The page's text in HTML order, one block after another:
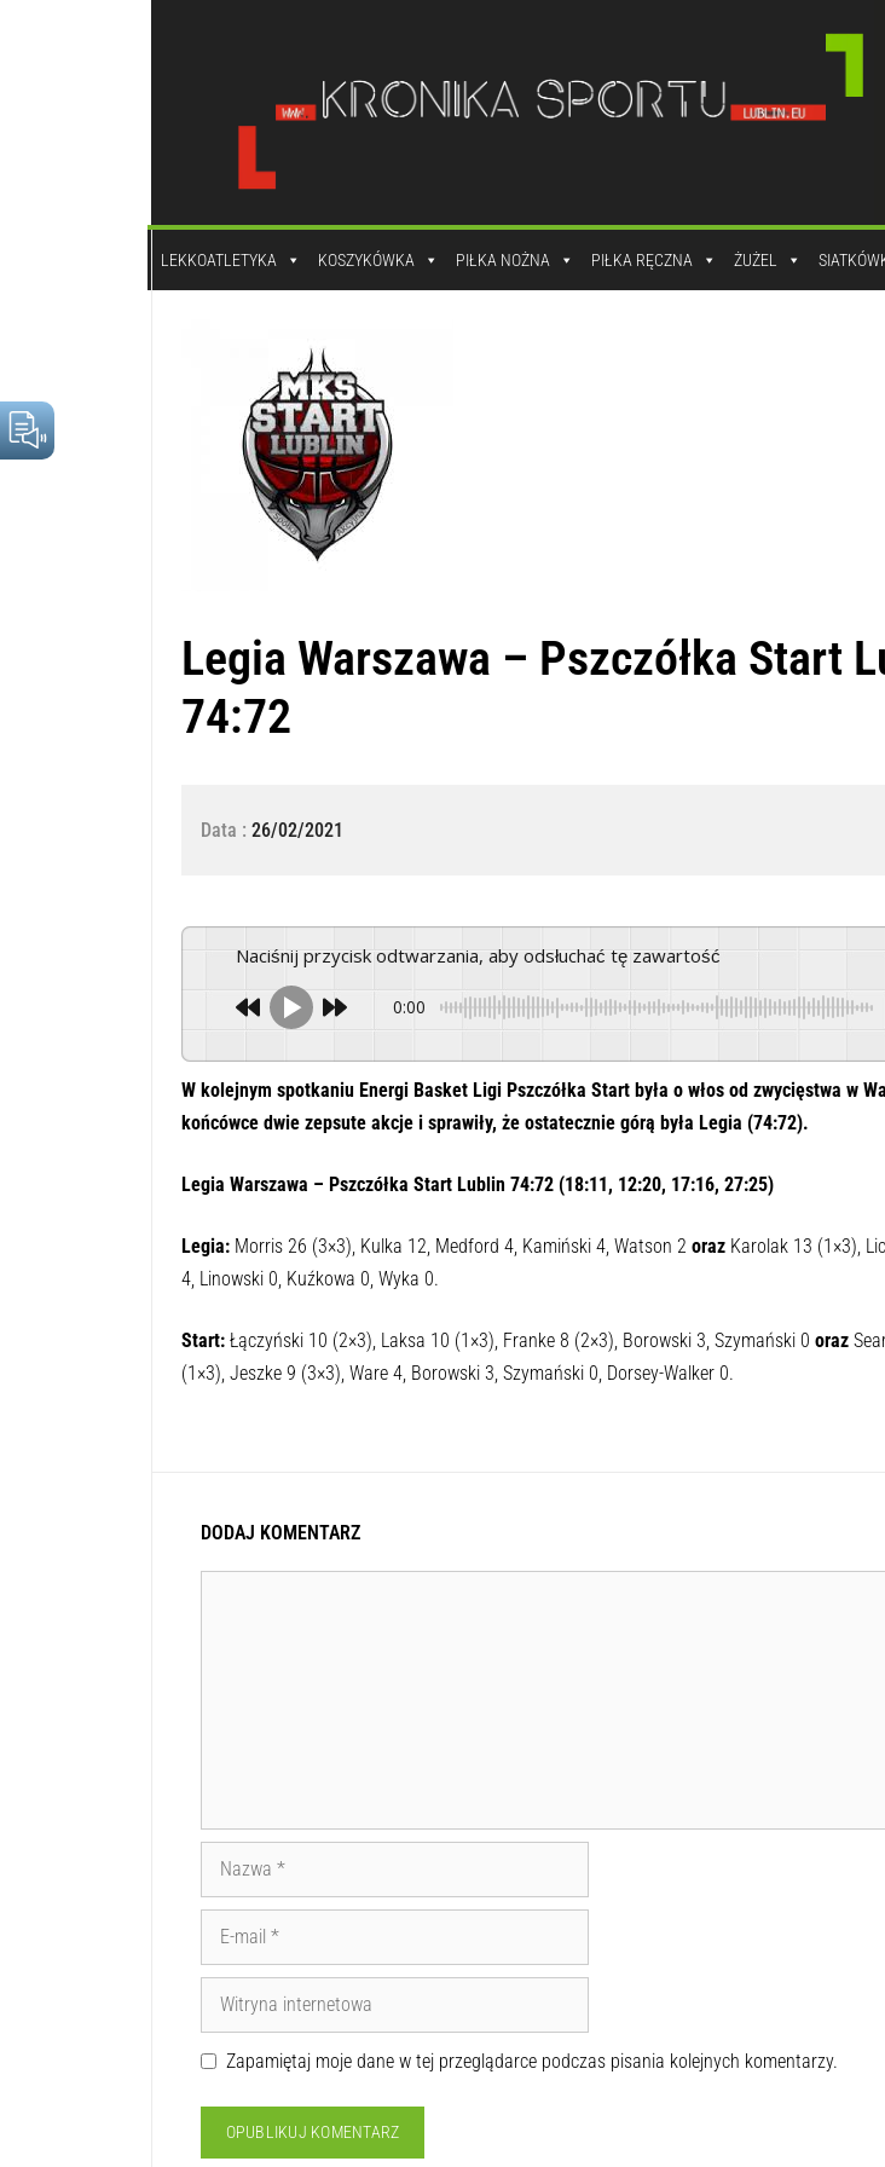
LEKKOATLETYKA KOSZYKÓWKA PIŁKA NOŻNA PIŁKA RĘCZNA ŻUŻEL
Legia Warszawa – Pszczółka Start
74:72
Data : 26/02/2021
Naciśnij przycisk odtwarzania, aby odsłuchać tę zawartość
0:00
W kolejnym spotkaniu Energi Basket Ligi Pszczółka Start była o włos od zwycięstwa w
końcówce dwie zepsute akcje i sprawiły, że ostatecznie górą była Legia (74:72).
Legia Warszawa – Pszczółka Start Lublin 74:72 (18:11, 12:20, 17:16, 27:25)
Legia:Morris 26 (3×3), Kulka 12, Medford 4, Kamiński 4, Watson 2 orazKarolak 13 (1×3),
4, Linowski 0, Kuźkowa 0, Wyka 0.
Start:Łączyński 10 (2×3), Laksa 10 (1×3), Franke 8 (2×3), Borowski 3, Szymański 0 oraz
(1×3), Jeszke 9 (3×3), Ware 4, Borowski 3, Szymański 0, Dorsey-Walker 0.
DODAJ KOMENTARZ
Zapamiętaj moje dane w tej przeglądarce podczas pisania kolejnych komentarzy.